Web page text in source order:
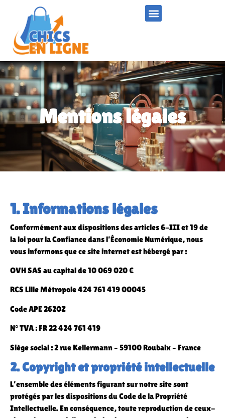
Mentions légales
1. Informations légales
Conformément aux dispositions des articles 6-III et 19 de
la loi pour la Confiance dans l’Économie Numérique, nous
vous informons que ce site internet est hébergé par :
OVH SAS au capital de 10 069 020 €
RCS Lille Métropole 424 761 419 00045
Code APE 2620Z
N° TVA : FR 22 424 761 419
Siège social : 2 rue Kellermann – 59100 Roubaix – France
2. Copyright et propriété intellectuelle
L’ensemble des éléments figurant sur notre site sont
protégés par les dispositions du Code de la Propriété
Intellectuelle. En conséquence, toute reproduction de ceux-